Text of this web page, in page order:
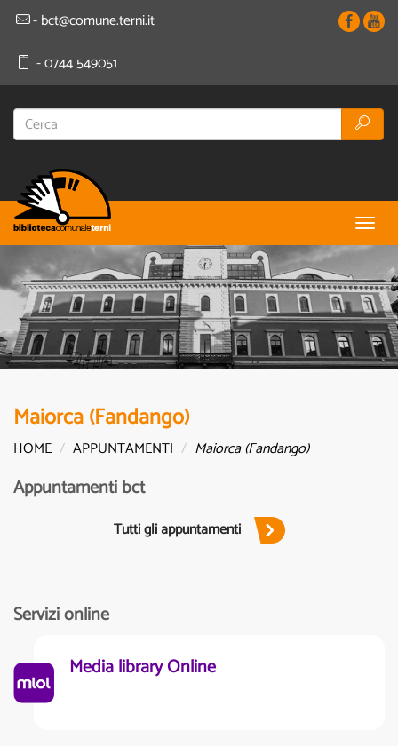
- bct@comune.terni.it
- 0744 549051
Maiorca (Fandango)
HOME APPUNTAMENTI Maiorca (Fandango)
Appuntamenti bct
Tutti gli appuntamenti
Servizi online
Media library Online